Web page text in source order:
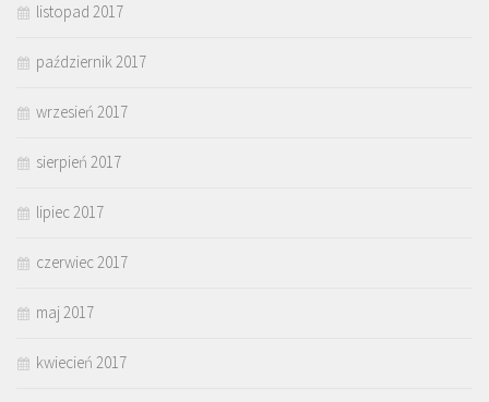
listopad 2017
październik 2017
wrzesień 2017
sierpień 2017
lipiec 2017
czerwiec 2017
maj 2017
kwiecień 2017